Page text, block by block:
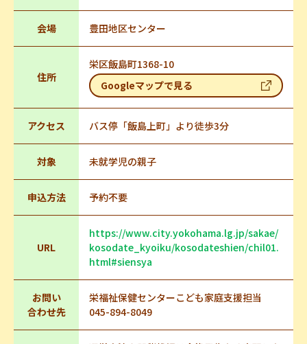
会場 豊田地区センター
住所
栄区飯島町1368-10
Googleマップで見る
アクセス バス停「飯島上町」より徒歩3分
対象 未就学児の親子
申込方法 予約不要
URL
https://www.city.yokohama.lg.jp/sakae/
kosodate_kyoiku/kosodateshien/chil01.
html#siensya
お問い
合わせ先
栄福祉保健センターこども家庭支援担当
045-894-8049